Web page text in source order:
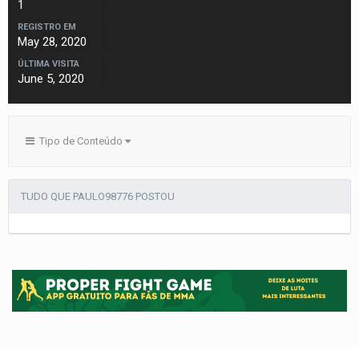
1
REGISTRO EM
May 28, 2020
ÚLTIMA VISITA
June 5, 2020
Tipo de Conteúdo
TUDO QUE PAULO98776 POSTOU